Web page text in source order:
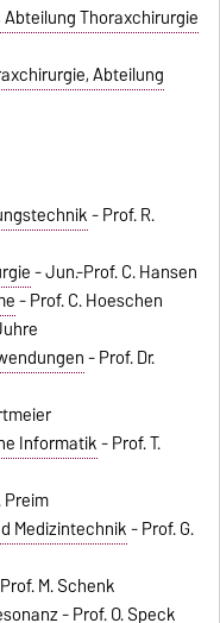
Thoraxchirurgie
Abteilung
- Prof. R.
- Jun.-Prof. C. Hansen
- Prof. C. Hoeschen
- Prof. Dr.
Informatik- Prof. T.
Preim
Medizintechnik- Prof. G.
M. Schenk
- Prof. O. Speck